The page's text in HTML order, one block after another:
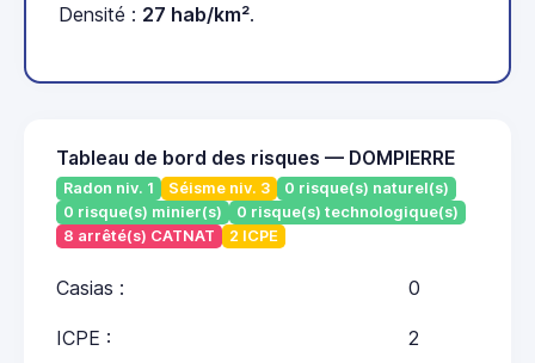
Densité : 27 hab/km².
Tableau de bord des risques — DOMPIERRE
Radon niv. 1 Séisme niv. 3
0 risque(s) naturel(s)
0 risque(s) minier(s)
0 risque(s) technologique(s)
8 arrêté(s) CATNAT
2 ICPE
Casias : 0
ICPE : 2